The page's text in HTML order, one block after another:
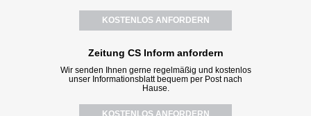
KOSTENLOS ANFORDERN
Zeitung CS Inform anfordern
Wir senden Ihnen gerne regelmäßig und kostenlos
unser Informationsblatt bequem per Post nach
Hause.
KOSTENLOS ANFORDERN